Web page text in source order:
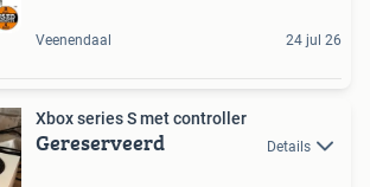
Veenendaal 24 jul 26
Xbox series S met controller
Gereserveerd Details